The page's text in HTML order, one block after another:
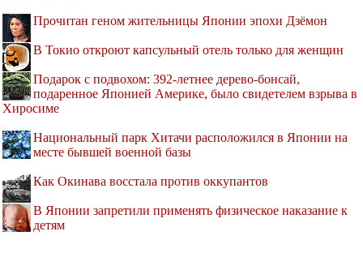
Прочитан геном жительницы Японии эпохи Дзёмон
В Токио откроют капсульный отель только для женщин
Подарок с подвохом: 392-летнее дерево-бонсай,
подаренное Японией Америке, было свидетелем взрыва в
Хиросиме
Национальный парк Хитачи расположился в Японии на
месте бывшей военной базы
Как Окинава восстала против оккупантов
В Японии запретили применять физическое наказание к
детям